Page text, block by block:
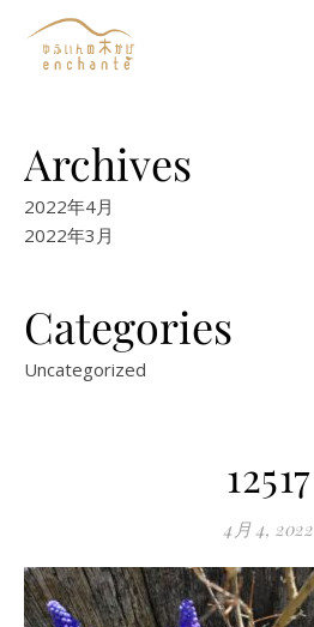
Archives
2022年4月
2022年3月
Categories
Uncategorized
12517
4月 4, 2022